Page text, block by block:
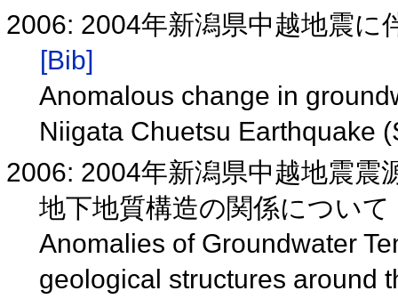
2006: 2004年新潟県中越地震
[Bib]
Anomalous change in
Niigata Chuetsu Earthquake
2006: 2004年新潟県中越地震震
地下地質構造の関係について
Anomalies of Groundwater
geological structures around